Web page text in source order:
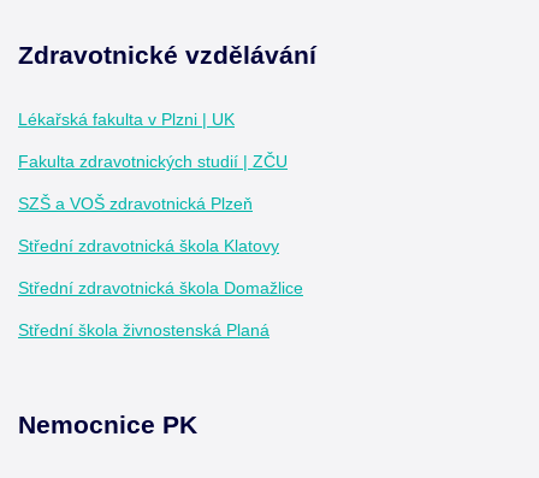
Zdravotnické vzdělávání
Lékařská fakulta v Plzni | UK
Fakulta zdravotnických studií | ZČU
SZŠ a VOŠ zdravotnická Plzeň
Střední zdravotnická škola Klatovy
Střední zdravotnická škola Domažlice
Střední škola živnostenská Planá
Nemocnice PK